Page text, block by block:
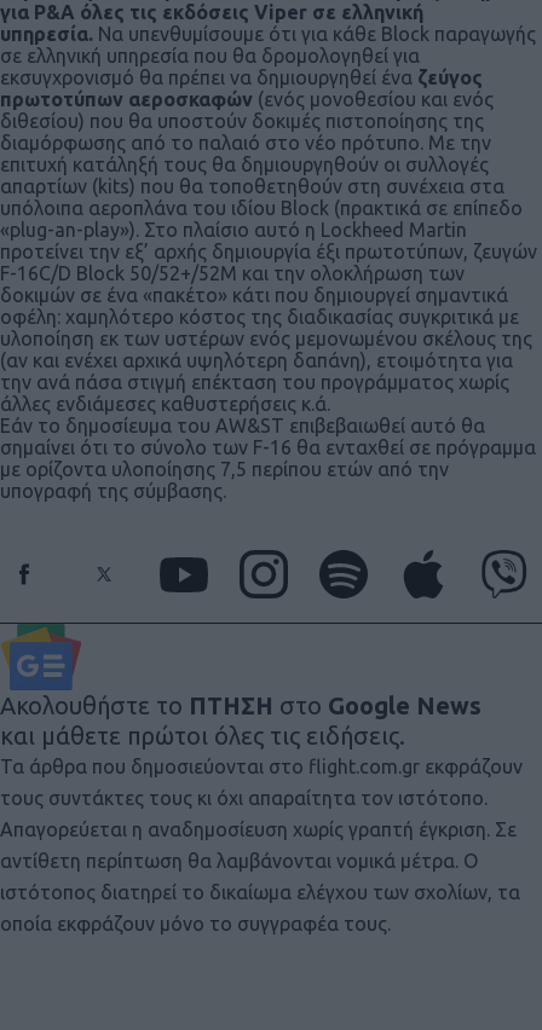
για P&A όλες τις εκδόσεις Viper σε ελληνική
υπηρεσία. Να υπενθυμίσουμε ότι για κάθε Block παραγωγής
σε ελληνική υπηρεσία που θα δρομολογηθεί για
εκσυγχρονισμό θα πρέπει να δημιουργηθεί ένα ζεύγος
πρωτοτύπων αεροσκαφών (ενός μονοθεσίου και ενός
διθεσίου) που θα υποστούν δοκιμές πιστοποίησης της
διαμόρφωσης από το παλαιό στο νέο πρότυπο. Με την
επιτυχή κατάληξή τους θα δημιουργηθούν οι συλλογές
απαρτίων (kits) που θα τοποθετηθούν στη συνέχεια στα
υπόλοιπα αεροπλάνα του ιδίου Block (πρακτικά σε επίπεδο
«plug-an-play»). Στο πλαίσιο αυτό η Lockheed Martin
προτείνει την εξ’ αρχής δημιουργία έξι πρωτοτύπων, ζευγών
F-16C/D Block 50/52+/52M και την ολοκλήρωση των
δοκιμών σε ένα «πακέτο» κάτι που δημιουργεί σημαντικά
οφέλη: χαμηλότερο κόστος της διαδικασίας συγκριτικά με
υλοποίηση εκ των υστέρων ενός μεμονωμένου σκέλους της
(αν και ενέχει αρχικά υψηλότερη δαπάνη), ετοιμότητα για
την ανά πάσα στιγμή επέκταση του προγράμματος χωρίς
άλλες ενδιάμεσες καθυστερήσεις κ.ά.
Εάν το δημοσίευμα του AW&ST επιβεβαιωθεί αυτό θα
σημαίνει ότι το σύνολο των F-16 θα ενταχθεί σε πρόγραμμα
με ορίζοντα υλοποίησης 7,5 περίπου ετών από την
υπογραφή της σύμβασης.
Ακολουθήστε το ΠΤΗΣΗ στο Google News
και μάθετε πρώτοι όλες τις ειδήσεις.
Τα άρθρα που δημοσιεύονται στο flight.com.gr εκφράζουν
τους συντάκτες τους κι όχι απαραίτητα τον ιστότοπο.
Απαγορεύεται η αναδημοσίευση χωρίς γραπτή έγκριση. Σε
αντίθετη περίπτωση θα λαμβάνονται νομικά μέτρα. Ο
ιστότοπος διατηρεί το δικαίωμα ελέγχου των σχολίων, τα
οποία εκφράζουν μόνο το συγγραφέα τους.